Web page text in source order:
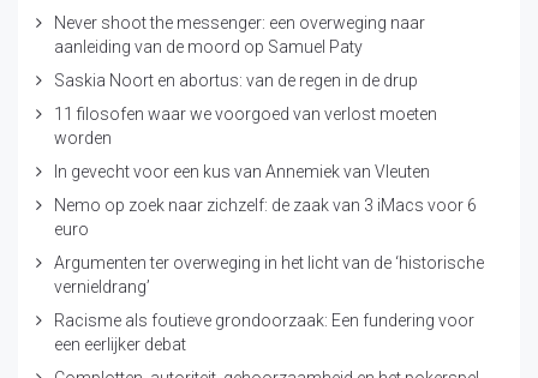
Never shoot the messenger: een overweging naar
aanleiding van de moord op Samuel Paty
Saskia Noort en abortus: van de regen in de drup
11 filosofen waar we voorgoed van verlost moeten
worden
In gevecht voor een kus van Annemiek van Vleuten
Nemo op zoek naar zichzelf: de zaak van 3 iMacs voor 6
euro
Argumenten ter overweging in het licht van de ‘historische
vernieldrang’
Racisme als foutieve grondoorzaak: Een fundering voor
een eerlijker debat